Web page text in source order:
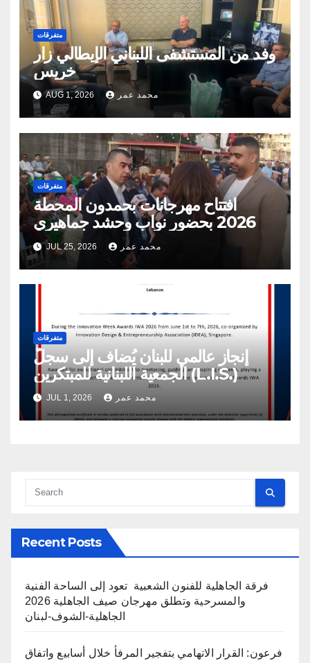
متفرقات
وفد من المستشفى اللبناني الإيطالي زار
خريس
AUG 1, 2026 محمد عمر
متفرقات
افتتاح مهرجانات بحمدون المحطة
2026 بحضور نواب وحشد جماهيري
JUL 25, 2026 محمد عمر
متفرقات
إنجاز عالمي للبنان يُضاف إلى سجلّ
الجمعية اللبنانية للمبتكرين (L.I.S.)
JUL 1, 2026 محمد عمر
Recent Posts
فرقة الجاهلية للفنون الشعبية تعود إلى الساحة الفنية
والمسرحية وتطلق مهرجان صيف الجاهلية 2026
الجاهلية-الشوف-لبنان
فرعون: القرار الاتهامي بتفجير المرفأ خلال أسابيع واتفاق